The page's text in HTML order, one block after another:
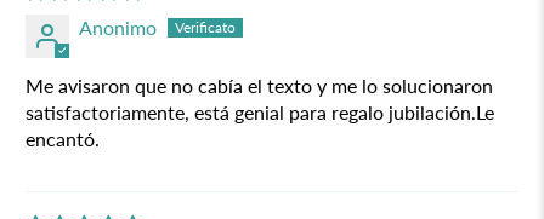
Anonimo
Me avisaron que no cabía el texto y me lo solucionaron
satisfactoriamente, está genial para regalo jubilación.Le
encantó.